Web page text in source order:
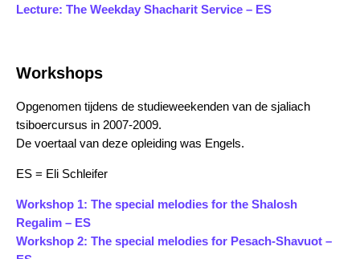
Lecture: The Weekday Shacharit Service – ES
Workshops
Opgenomen tijdens de studieweekenden van de sjaliach
tsiboercursus in 2007-2009.
De voertaal van deze opleiding was Engels.
ES = Eli Schleifer
Workshop 1: The special melodies for the Shalosh
Regalim – ES
Workshop 2: The special melodies for Pesach-Shavuot –